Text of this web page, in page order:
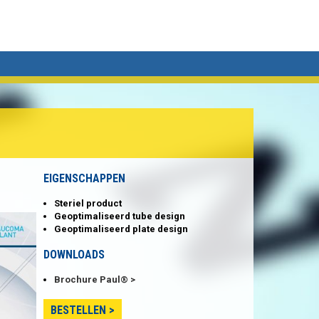
EIGENSCHAPPEN
Steriel product
Geoptimaliseerd tube design
Geoptimaliseerd plate design
DOWNLOADS
Brochure Paul®
BESTELLEN